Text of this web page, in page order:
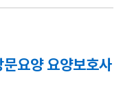
요양 요양보호사